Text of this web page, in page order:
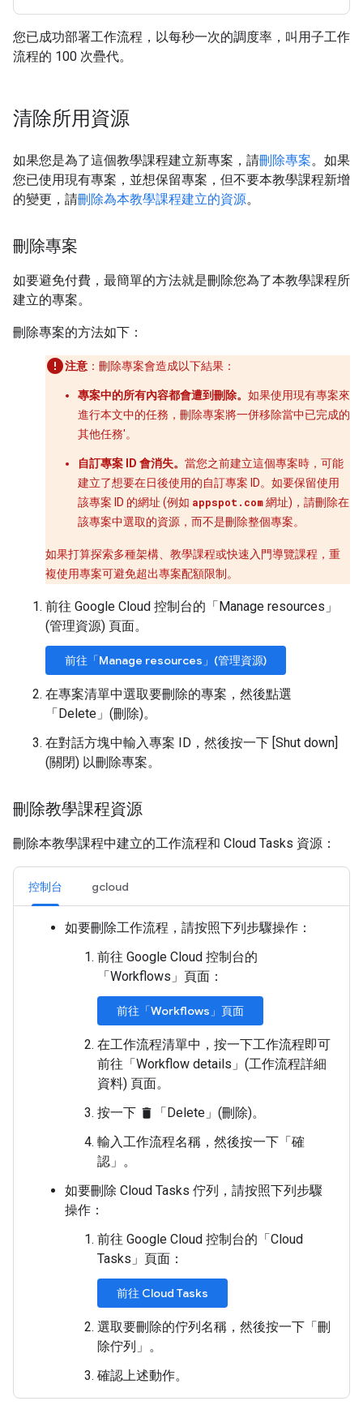
您已成功部署工作流程，以每秒一次的調度率，叫用子工作
流程的 100 次疊代。
清除所用資源
如果您是為了這個教學課程建立新專案，請刪除專案。如果
您已使用現有專案，並想保留專案，但不要本教學課程新增
的變更，請刪除為本教學課程建立的資源。
刪除專案
如要避免付費，最簡單的方法就是刪除您為了本教學課程所
建立的專案。
刪除專案的方法如下：
注意 ：刪除專案會造成以下結果：
專案中的所有內容都會遭到刪除。 如果使用現有專案來
進行本文中的任務，刪除專案將一併移除當中已完成的
其他任務'。
自訂專案 ID 會消失。 當您之前建立這個專案時，可能
建立了想要在日後使用的自訂專案 ID。如要保留使用
該專案 ID 的網址 (例如 appspot.com網址)，請刪除在
該專案中選取的資源，而不是刪除整個專案。
如果打算探索多種架構、教學課程或快速入門導覽課程，重
複使用專案可避免超出專案配額限制。
前往 Google Cloud 控制台的「Manage resources」
(管理資源) 頁面。
前往「Manage resources」(管理資源)
在專案清單中選取要刪除的專案，然後點選
「Delete」(刪除)。
在對話方塊中輸入專案 ID，然後按一下 [Shut down]
(關閉) 以刪除專案。
刪除教學課程資源
刪除本教學課程中建立的工作流程和 Cloud Tasks 資源：
控制台 gcloud
如要刪除工作流程，請按照下列步驟操作：
前往 Google Cloud 控制台的
「Workflows」 頁面：
前往「Workflows」頁面
在工作流程清單中，按一下工作流程即可
前往「Workflow details」(工作流程詳細
資料) 頁面。
按一下 delete 「Delete」(刪除)。
輸入工作流程名稱，然後按一下「確
認」 。
如要刪除 Cloud Tasks 佇列，請按照下列步驟
操作：
前往 Google Cloud 控制台的「Cloud
Tasks」 頁面：
前往 Cloud Tasks
選取要刪除的佇列名稱，然後按一下「刪
除佇列」 。
確認上述動作。